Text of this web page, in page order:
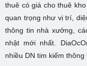
thuê có giá cho thuê
quan trọng như vị trí,
thông tin nhà xưởng,
nhật mới nhất.
nhiều DN tim kiếm thông